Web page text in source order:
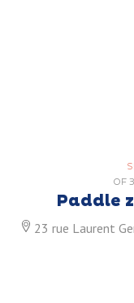
OF
Paddle
23 rue Laurent